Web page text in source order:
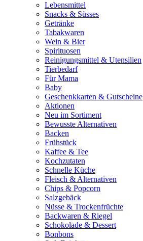
Lebensmittel
Snacks & Süsses
Getränke
Tabakwaren
Wein & Bier
Spirituosen
Reinigungsmittel & Utensilien
Tierbedarf
Für Mama
Baby
Geschenkkarten & Gutscheine
Aktionen
Neu im Sortiment
Bewusste Alternativen
Backen
Frühstück
Kaffee & Tee
Kochzutaten
Schnelle Küche
Fleisch & Alternativen
Chips & Popcorn
Salzgebäck
Nüsse & Trockenfrüchte
Backwaren & Riegel
Schokolade & Dessert
Bonbons